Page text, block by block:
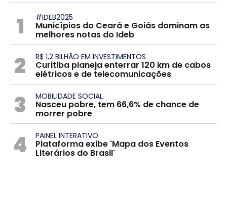
1 #IDEB2025
Municípios do Ceará e Goiás dominam as
melhores notas do Ideb
2 R$ 1,2 BILHÃO EM INVESTIMENTOS
Curitiba planeja enterrar 120 km de cabos
elétricos e de telecomunicações
3 MOBILIDADE SOCIAL
Nasceu pobre, tem 66,6% de chance de
morrer pobre
4 PAINEL INTERATIVO
Plataforma exibe 'Mapa dos Eventos
Literários do Brasil'